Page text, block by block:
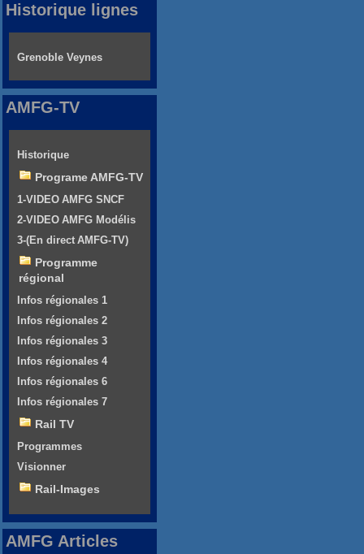
Historique lignes
Grenoble Veynes
AMFG-TV
Historique
Programe AMFG-TV
1-VIDEO AMFG SNCF
2-VIDEO AMFG Modélis
3-(En direct AMFG-TV)
Programme
régional
Infos régionales 1
Infos régionales 2
Infos régionales 3
Infos régionales 4
Infos régionales 6
Infos régionales 7
Rail TV
Programmes
Visionner
Rail-Images
AMFG Articles